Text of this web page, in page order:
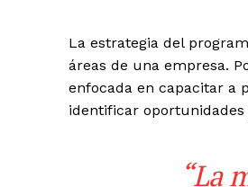
La estrategia del
áreas de una empresa.
enfocada en capacitar a
identificar
“La